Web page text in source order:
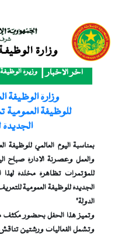
آخر الأخبار وزيرة
وزارة الوظيفة
للوظيفة العمومية
الجديدة
بمناسبة اليوم العالمي للوظيفة
للمؤتمرات تظاهرة مخلدة لهذا
الجديدة للوظيفة العمومية
الدولة"
وتميز هذا الحفل بحضور
وتشمل الفعاليات ورشتين تناقش